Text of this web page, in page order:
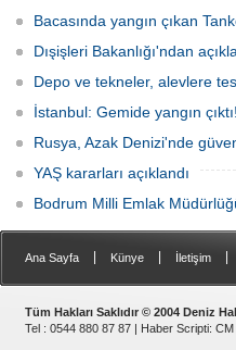
Bacasında yangın çıkan
Dışişleri Bakanlığı'ndan
Depo ve tekneler, alevlere
İstanbul: Gemide yangın çıktı!
Rusya, Azak Denizi'nde
YAŞ kararları açıklandı
Bodrum Milli Emlak
Ana Sayfa Künye İletişim
Tüm Hakları Saklıdır © 2004 Deniz
Tel : 0544 880 87 87 | Haber Scripti: CM